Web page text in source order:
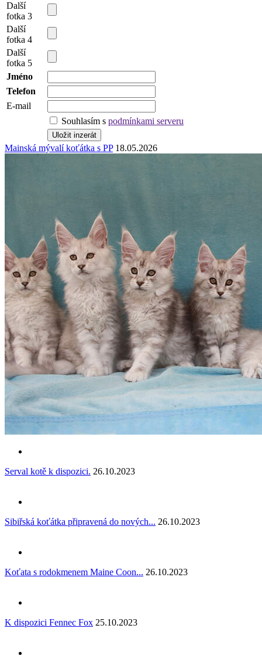
Další
fotka 3
Další
fotka 4
Další
fotka 5
Jméno
Telefon
E-mail
Souhlasím s podmínkami serveru
Mainská mývalí koťátka s PP 18.05.2026
Serval kotě k dispozici. 26.10.2023
Sibiřská koťátka připravená do nových... 26.10.2023
Koťata s rodokmenem Maine Coon... 26.10.2023
K dispozici Fennec Fox 25.10.2023